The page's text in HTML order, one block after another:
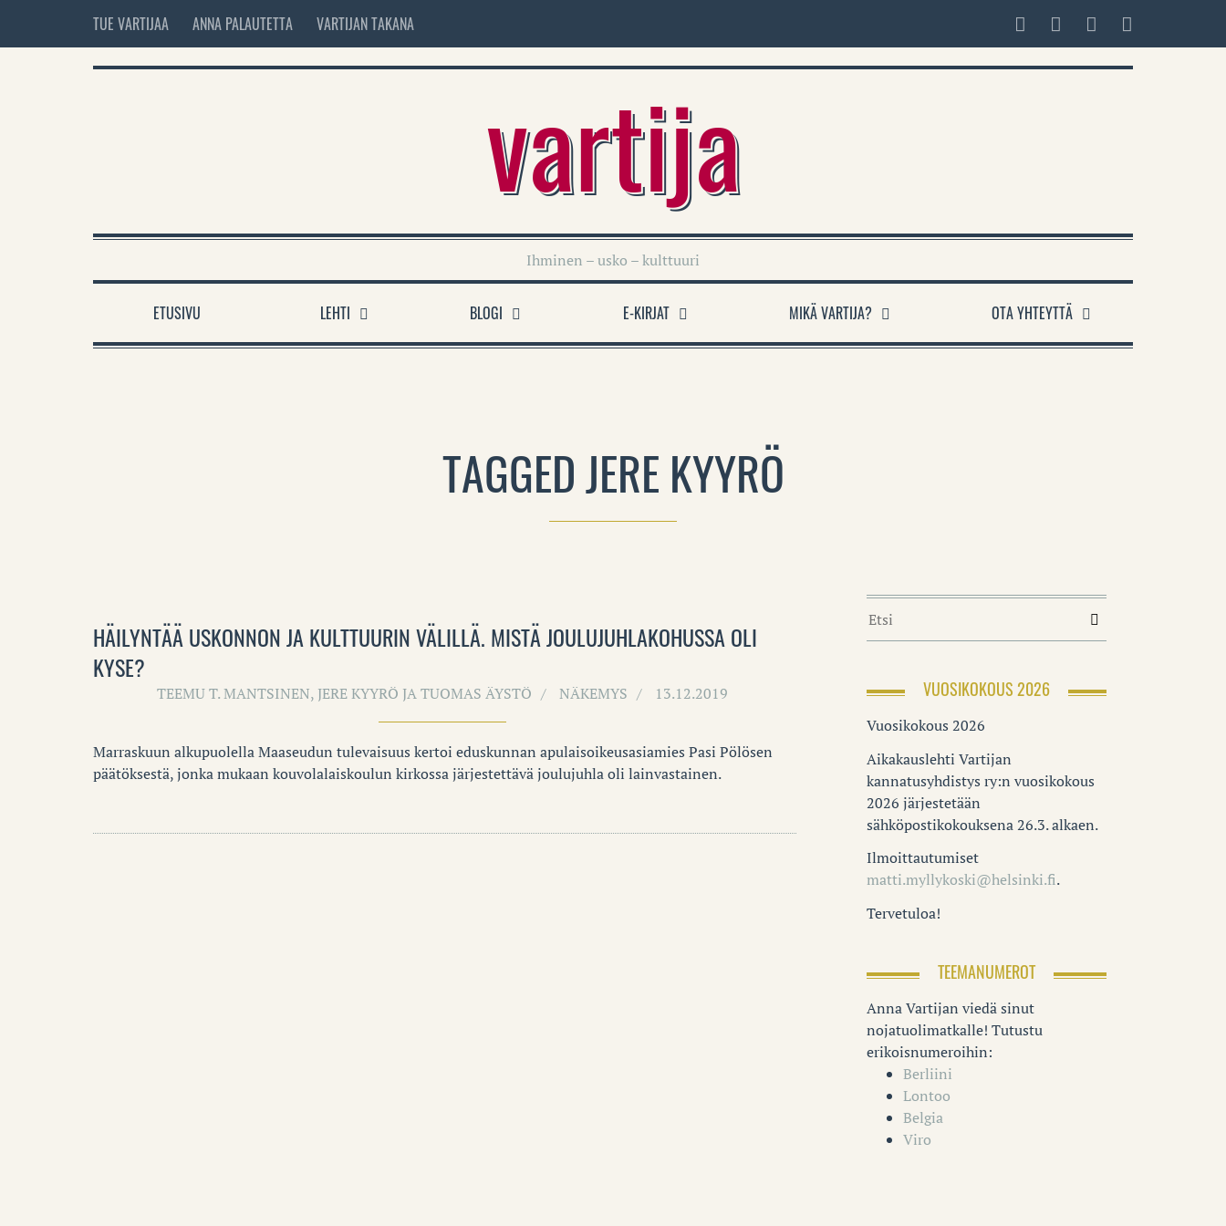
TUE VARTIJAA ANNA PALAUTETTA VARTIJAN TAKANA
vartija
Ihminen – usko – kulttuuri
ETUSIVU LEHTI BLOGI E-KIRJAT MIKÄ VARTIJA? OTA YHTEYTTÄ
TAGGED JERE KYYRÖ
HÄILYNTÄÄ USKONNON JA KULTTUURIN VÄLILLÄ. MISTÄ JOULUJUHLAKOHUSSA OLI
KYSE?
TEEMU T. MANTSINEN, JERE KYYRÖ JA TUOMAS ÄYSTÖ NÄKEMYS 13.12.2019
Marraskuun alkupuolella Maaseudun tulevaisuus kertoi eduskunnan apulaisoikeusasiamies Pasi Pölösen
päätöksestä, jonka mukaan kouvolalaiskoulun kirkossa järjestettävä joulujuhla oli lainvastainen.
VUOSIKOKOUS 2026
Vuosikokous 2026
Aikakauslehti Vartijan
kannatusyhdistys ry:n vuosikokous
2026 järjestetään
sähköpostikokouksena 26.3. alkaen.
Ilmoittautumiset
matti.myllykoski@helsinki.fi.
Tervetuloa!
TEEMANUMEROT
Anna Vartijan viedä sinut
nojatuolimatkalle! Tutustu
erikoisnumeroihin:
Berliini
Lontoo
Belgia
Viro